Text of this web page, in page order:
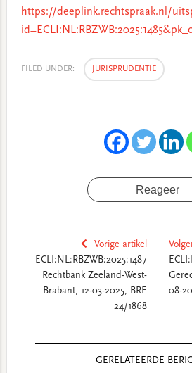
https://deeplink.rechtspraak.nl/
FILED UNDER: JURISPRUDENTIE
Reageer
Vorige artikel
ECLI:NL:RBZWB:2025:1487
Rechtbank Zeeland-West-
Brabant, 12-03-2025, BRE
24/1868
08-
GERELATEERDE